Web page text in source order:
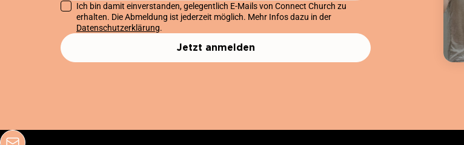
Ich bin damit einverstanden, gelegentlich E-Mails von Connect Church zu
erhalten. Die Abmeldung ist jederzeit möglich. Mehr Infos dazu in der
Datenschutzerklärung.